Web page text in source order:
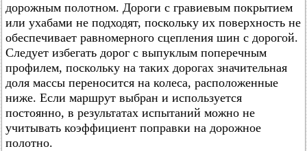
дорожным полотном. Дороги с гравиевым покрытием
или ухабами не подходят, поскольку их поверхность не
обеспечивает равномерного сцепления шин с дорогой.
Следует избегать дорог с выпуклым поперечным
профилем, поскольку на таких дорогах значительная
доля массы переносится на колеса, расположенные
ниже. Если маршрут выбран и используется
постоянно, в результатах испытаний можно не
учитывать коэффициент поправки на дорожное
полотно.